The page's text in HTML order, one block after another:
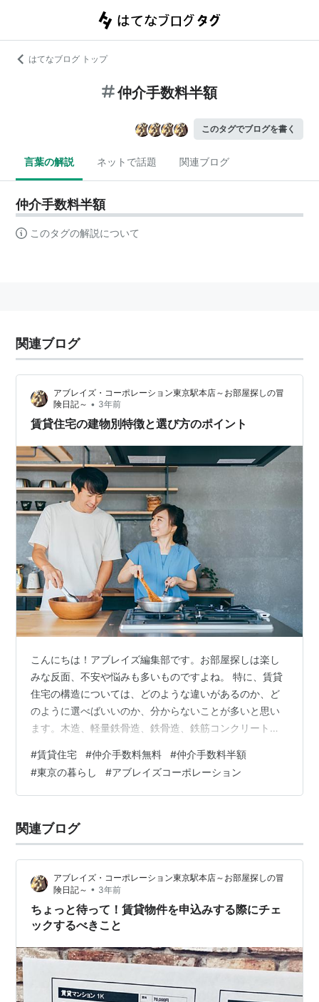
はてなブログ トップ
仲介手数料半額
このタグでブログを書く
言葉の解説 ネットで話題 関連ブログ
仲介手数料半額
このタグの解説について
関連ブログ
アブレイズ・コーポレーション東京駅本店～お部屋探しの冒
険日記～ • 3年前
賃貸住宅の建物別特徴と選び方のポイント
こんにちは！アブレイズ編集部です。お部屋探しは楽し
みな反面、不安や悩みも多いものですよね。 特に、賃貸
住宅の構造については、どのような違いがあるのか、ど
のように選べばいいのか、分からないことが多いと思い
ます。木造、軽量鉄骨造、鉄骨造、鉄筋コンクリート
はあっても、それぞれの特徴やメリット・デメリットを
知っている人は少ないのではないでしょうか。 そこで今
回は、賃貸住宅の構造について、初心者にもわかりやす
造の違いとは何か、お部屋探しにおけるポイントは何か
などを紹介します。 この記事を読めば、賃貸住宅の…
#賃貸住宅 #仲介手数料無料 #仲介手数料半額
#東京の暮らし #アブレイズコーポレーション
関連ブログ
アブレイズ・コーポレーション東京駅本店～お部屋探しの冒
険日記～ • 3年前
ちょっと待って！賃貸物件を申込みする際にチェ
ックするべきこと